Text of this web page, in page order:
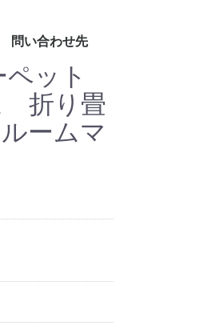
問い合わせ先
問い合わせ先
ペット
折り畳
ームマ